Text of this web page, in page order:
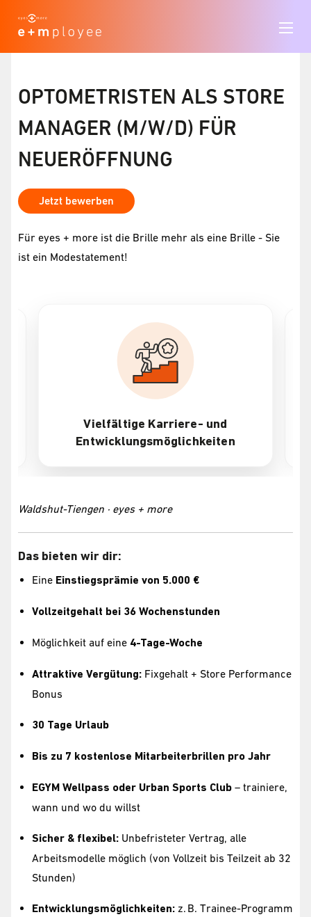
OPTOMETRISTEN ALS STORE
MANAGER (M/W/D) FÜR
NEUERÖFFNUNG
Jetzt bewerben
Für eyes + more ist die Brille mehr als eine Brille - Sie
ist ein Modestatement!
Vielfältige Karriere- und
Entwicklungsmöglichkeiten
Waldshut-Tiengen · eyes + more
Das bieten wir dir:
Eine Einstiegsprämie von 5.000 €
Vollzeitgehalt bei 36 Wochenstunden
Möglichkeit auf eine 4-Tage-Woche
Attraktive Vergütung: Fixgehalt + Store Performance
Bonus
30 Tage Urlaub
Bis zu 7 kostenlose Mitarbeiterbrillen pro Jahr
EGYM Wellpass oder Urban Sports Club – trainiere,
wann und wo du willst
Sicher & flexibel: Unbefristeter Vertrag, alle
Arbeitsmodelle möglich (von Vollzeit bis Teilzeit ab 32
Stunden)
Entwicklungsmöglichkeiten: z. B. Trainee-Programm